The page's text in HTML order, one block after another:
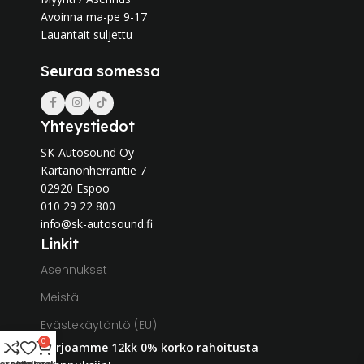
Avoinna ma-pe 9-17
Lauantait suljettu
Seuraa somessa
Yhteystiedot
SK-Autosound Oy
Kartanonherrantie 7
02920 Espoo
010 29 22 800
info@sk-autosound.fi
Linkit
Asennukset
Meistä
Evästekäytäntö (EU)
Tarjoamme 12kk 0% korko rahoitusta
0